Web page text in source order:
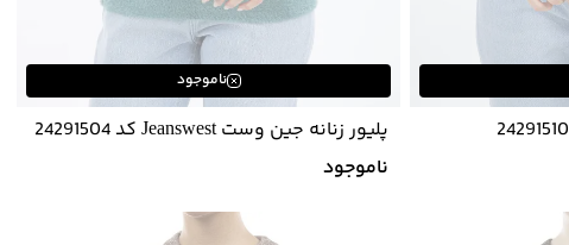
ناموجود
پلیور زنانه جین وست Jeanswest کد 24291504
ناموجود